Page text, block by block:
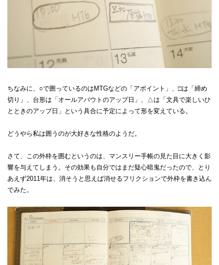
ちなみに、○で囲っているのはMTGなどの「アポイント」、□は「締め
切り」、台形は「オールアバウトのアップ日」、△は「文具で楽しいひ
とときのアップ日」という具合に予定によって形を変えている。
どうやら私は囲うのが大好きな性格のようだ。
さて、この外枠を囲むというのは、マンスリー手帳の見た目に大きく影
響を与えてしまう。その効果も自分ではまだ疑心暗鬼だったので、とり
あえず2011年は、消そうと思えば消せるフリクションで外枠を書き込ん
でみた。